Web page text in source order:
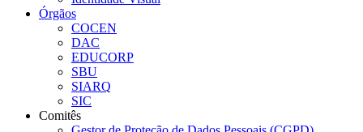
Órgãos
COCEN
DAC
EDUCORP
SBU
SIARQ
SIC
Comitês